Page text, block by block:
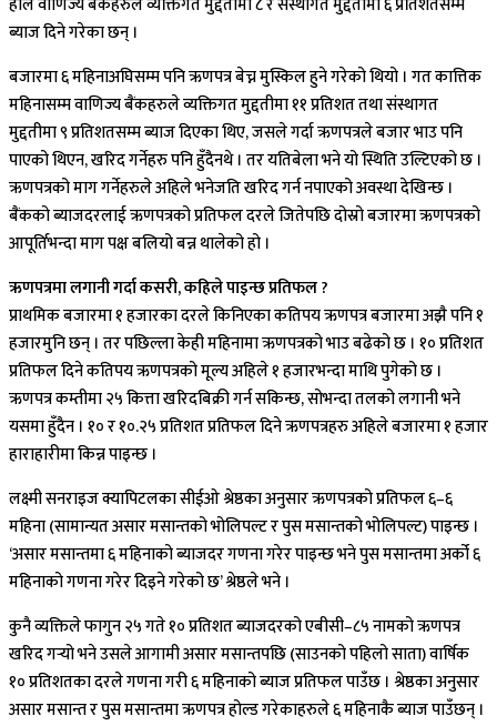
ब्याज दिने गरेका छन् ।
बजारमा ६ महिनाअघिसम्म पनि ऋणपत्र बेच्न मुस्किल हुने गरेको थियो । गत कात्तिक
महिनासम्म वाणिज्य बैंकहरुले व्यक्तिगत मुद्दतीमा ११ प्रतिशत तथा संस्थागत
मुद्दतीमा ९ प्रतिशतसम्म ब्याज दिएका थिए, जसले गर्दा ऋणपत्रले बजार भाउ पनि
पाएको थिएन, खरिद गर्नेहरु पनि हुँदैनथे । तर यतिबेला भने यो स्थिति उल्टिएको छ ।
ऋणपत्रको माग गर्नेहरुले अहिले भनेजति खरिद गर्न नपाएको अवस्था देखिन्छ ।
बैंकको ब्याजदरलाई ऋणपत्रको प्रतिफल दरले जितेपछि दोस्रो बजारमा ऋणपत्रको
आपूर्तिभन्दा माग पक्ष बलियो बन्न थालेको हो ।
ऋणपत्रमा लगानी गर्दा कसरी, कहिले पाइन्छ प्रतिफल ?
प्राथमिक बजारमा १ हजारका दरले किनिएका कतिपय ऋणपत्र बजारमा अझै पनि १
हजारमुनि छन् । तर पछिल्ला केही महिनामा ऋणपत्रको भाउ बढेको छ । १० प्रतिशत
प्रतिफल दिने कतिपय ऋणपत्रको मूल्य अहिले १ हजारभन्दा माथि पुगेको छ ।
ऋणपत्र कम्तीमा २५ कित्ता खरिदबिक्री गर्न सकिन्छ, सोभन्दा तलको लगानी भने
यसमा हुँदैन । १० र १०.२५ प्रतिशत प्रतिफल दिने ऋणपत्रहरु अहिले बजारमा १ हजार
हाराहारीमा किन्न पाइन्छ ।
लक्ष्मी सनराइज क्यापिटलका सीईओ श्रेष्ठका अनुसार ऋणपत्रको प्रतिफल ६–६
महिना (सामान्यत असार मसान्तको भोलिपल्ट र पुस मसान्तको भोलिपल्ट) पाइन्छ ।
‘असार मसान्तमा ६ महिनाको ब्याजदर गणना गरेर पाइन्छ भने पुस मसान्तमा अर्को ६
महिनाको गणना गरेर दिइने गरेको छ’ श्रेष्ठले भने ।
कुनै व्यक्तिले फागुन २५ गते १० प्रतिशत ब्याजदरको एबीसी–८५ नामको ऋणपत्र
खरिद गर्‍यो भने उसले आगामी असार मसान्तपछि (साउनको पहिलो साता) वार्षिक
१० प्रतिशतका दरले गणना गरी ६ महिनाको ब्याज प्रतिफल पाउँछ । श्रेष्ठका अनुसार
असार मसान्त र पुस मसान्तमा ऋणपत्र होल्ड गरेकाहरुले ६ महिनाकै ब्याज पाउँछन् ।